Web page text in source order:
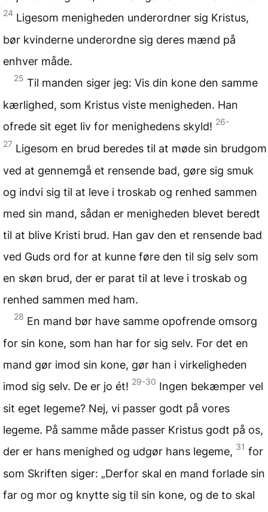
24 Ligesom menigheden underordner sig Kristus,
bør kvinderne underordne sig deres mænd på
enhver måde.
25 Til manden siger jeg: Vis din kone den samme
kærlighed, som Kristus viste menigheden. Han
ofrede sit eget liv for menighedens skyld! 26-
27 Ligesom en brud beredes til at møde sin brudgom
ved at gennemgå et rensende bad, gøre sig smuk
og indvi sig til at leve i troskab og renhed sammen
med sin mand, sådan er menigheden blevet beredt
til at blive Kristi brud. Han gav den et rensende bad
ved Guds ord for at kunne føre den til sig selv som
en skøn brud, der er parat til at leve i troskab og
renhed sammen med ham.
28 En mand bør have samme opofrende omsorg
for sin kone, som han har for sig selv. For det en
mand gør imod sin kone, gør han i virkeligheden
imod sig selv. De er jo ét! 29-30 Ingen bekæmper vel
sit eget legeme? Nej, vi passer godt på vores
legeme. På samme måde passer Kristus godt på os,
der er hans menighed og udgør hans legeme, 31 for
som Skriften siger: „Derfor skal en mand forlade sin
far og mor og knytte sig til sin kone, og de to skal